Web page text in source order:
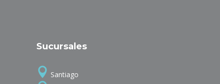
Sucursales
Santiago